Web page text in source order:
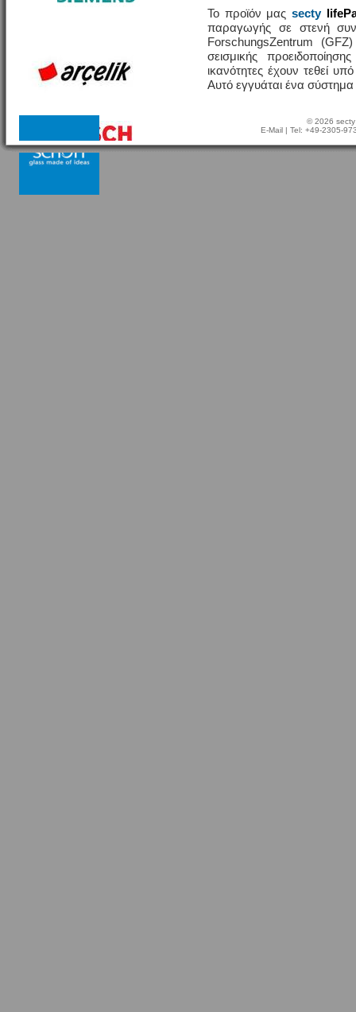
Το προϊόν μας secty
παραγωγής σε στενή
ForschungsZentrum
σεισμικής
ικανότητες έχουν τεθεί
Αυτό εγγυάται ένα
© 2026
E-Mail | Tel: +49-2305-